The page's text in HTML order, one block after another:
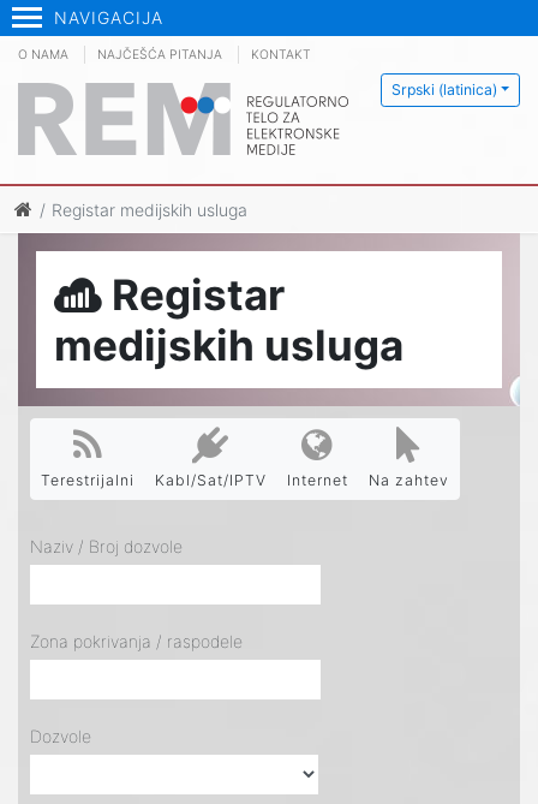
NAVIGACIJA
Srpski (latinica)
O NAMA NAJČEŠĆA PITANJA KONTAKT
Registar medijskih usluga
Registar
medijskih usluga
Terestrijalni Kabl/Sat/IPTV Internet Na zahtev
Naziv / Broj dozvole
Zona pokrivanja / raspodele
Dozvole